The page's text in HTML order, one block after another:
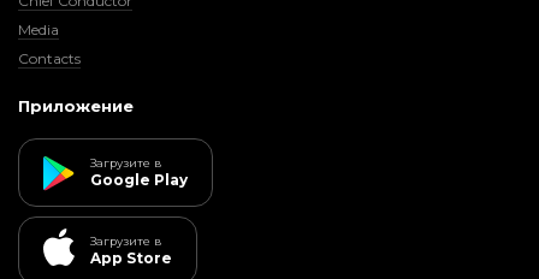
Media
Contacts
Приложение
Загрузите в
Google Play
Загрузите в
App Store